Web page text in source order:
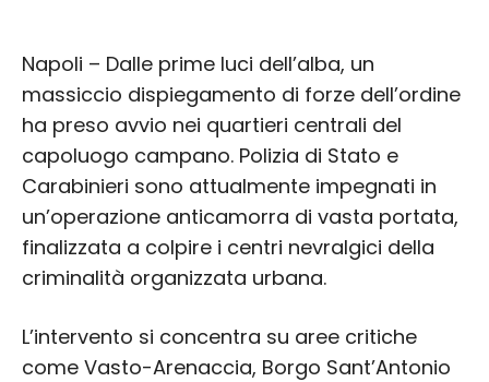
Napoli – Dalle prime luci dell’alba, un
massiccio dispiegamento di forze dell’ordine
ha preso avvio nei quartieri centrali del
capoluogo campano. Polizia di Stato e
Carabinieri sono attualmente impegnati in
un’operazione anticamorra di vasta portata,
finalizzata a colpire i centri nevralgici della
criminalità organizzata urbana.
L’intervento si concentra su aree critiche
come Vasto-Arenaccia, Borgo Sant’Antonio